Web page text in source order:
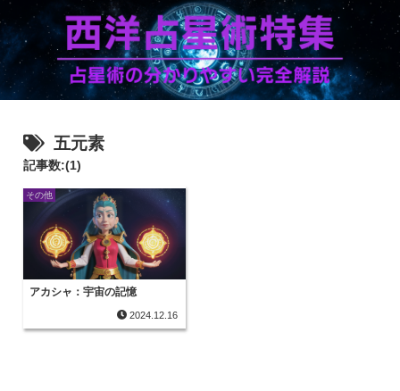
五元素
記事数:(1)
その他
アカシャ：宇宙の記憶
2024.12.16